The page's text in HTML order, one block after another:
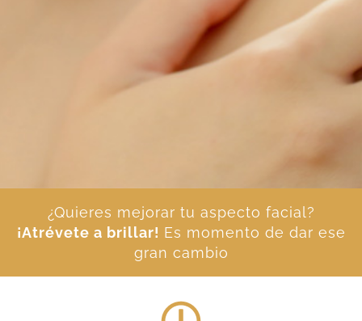
¿Quieres mejorar tu aspecto facial?
¡Atrévete a brillar! Es momento de dar ese
gran cambio